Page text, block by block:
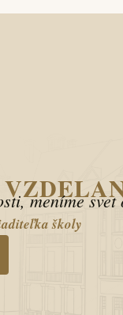
meníme svet
školy